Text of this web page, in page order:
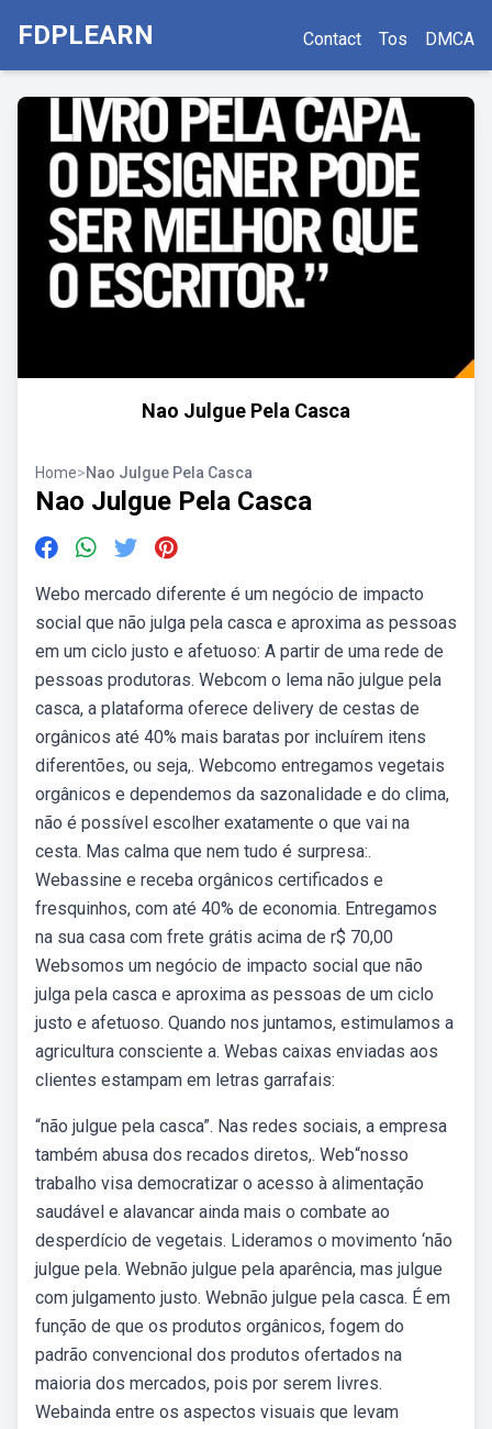
FDPLEARN Contact Tos DMCA
Nao Julgue Pela Casca
Home>Nao Julgue Pela Casca
Nao Julgue Pela Casca
Webo mercado diferente é um negócio de impacto
social que não julga pela casca e aproxima as pessoas
em um ciclo justo e afetuoso: A partir de uma rede de
pessoas produtoras. Webcom o lema não julgue pela
casca, a plataforma oferece delivery de cestas de
orgânicos até 40% mais baratas por incluírem itens
diferentões, ou seja,. Webcomo entregamos vegetais
orgânicos e dependemos da sazonalidade e do clima,
não é possível escolher exatamente o que vai na
cesta. Mas calma que nem tudo é surpresa:.
Webassine e receba orgânicos certificados e
fresquinhos, com até 40% de economia. Entregamos
na sua casa com frete grátis acima de r$ 70,00
Websomos um negócio de impacto social que não
julga pela casca e aproxima as pessoas de um ciclo
justo e afetuoso. Quando nos juntamos, estimulamos a
agricultura consciente a. Webas caixas enviadas aos
clientes estampam em letras garrafais:
“não julgue pela casca”. Nas redes sociais, a empresa
também abusa dos recados diretos,. Web“nosso
trabalho visa democratizar o acesso à alimentação
saudável e alavancar ainda mais o combate ao
desperdício de vegetais. Lideramos o movimento ‘não
julgue pela. Webnão julgue pela aparência, mas julgue
com julgamento justo. Webnão julgue pela casca. É em
função de que os produtos orgânicos, fogem do
padrão convencional dos produtos ofertados na
maioria dos mercados, pois por serem livres.
Webainda entre os aspectos visuais que levam